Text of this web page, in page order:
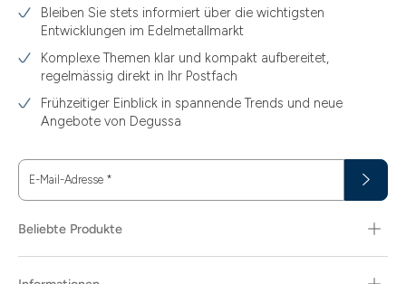
Bleiben Sie stets informiert über die wichtigsten
Entwicklungen im Edelmetallmarkt
Komplexe Themen klar und kompakt aufbereitet,
regelmässig direkt in Ihr Postfach
Frühzeitiger Einblick in spannende Trends und neue
Angebote von Degussa
E-Mail-Adresse *
Beliebte Produkte